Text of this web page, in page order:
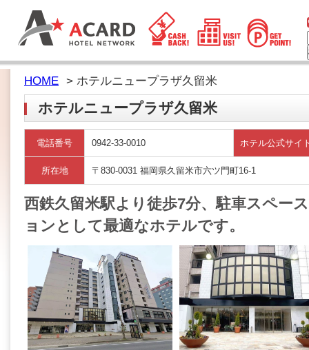
HOME > ホテルニュープラザ久留米
ホテルニュープラザ久留米
電話番号 0942-33-0010 ホテル公式サイ
所在地 〒830-0031 福岡県久留米市六ツ門町16-1
西鉄久留米駅より徒歩7分、駐車スペー
ョンとして最適なホテルです。